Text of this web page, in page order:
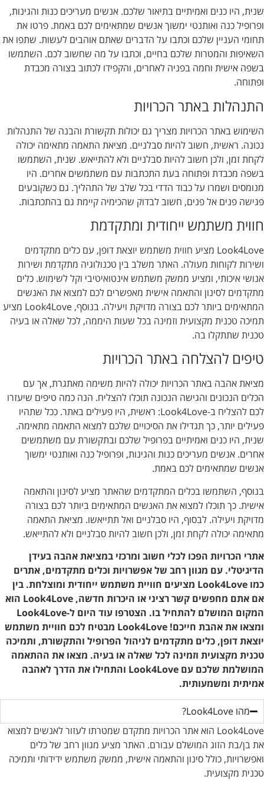
שנית, היו כנים ואמיתיים בתיאור שלכם. אנשים מעריכים כנות והגינות,
ופרופיל כנה ואותנטי ימשוך אנשים שמתאימים לכם באמת. פרטו את
תחומי העניין שלכם וכתבו על הדברים שאתם אוהבים לעשות. שתפו את
השאיפות והמטרות שלכם בחיים, וכתבו על מה שחשוב לכם. השתמשו
בשפה אישית וחמה בפניה לאחרים, והקפידו לכתוב בצורה מכבדת
ופתוחה.
התנהלות באתר הכרויות
השימוש באתר הכרויות מצריך גם יכולות תקשורת והבנה של התנהלות
נכונה. ראשית, חשוב להיות סבלניים. מציאת התאמה מתאימה יכולה
לקחת זמן, ולכן חשוב להיות סבלניים ולא להתייאש. שנית, השתמשו
בשפה מכבדת ופתוחה בעת התכתבות עם משתמשים אחרים. היו
מנומסים ושמרו על כבוד הדדי בכל שלב של התהליך. גם כשקובעים
פגישה פנים אל פנים, חשוב לבדוק שהכימיה קיימת גם בהתכתבות.
חווית משתמש ייחודית ומתקדמת
Look4Love מציע חווית משתמש יוצאת דופן, עם כלים מתקדמים
ושירות לקוחות מעולה. האתר משלב בין טכנולוגיה מתקדמת ושירות
אנושי איכותי, ומציע ממשק משתמש אינטואיטיבי וקל לשימוש. כלים
מתקדמים לסינון והתאמה אישית מאפשרים לכם למצוא את האנשים
המתאימים ביותר לכם בצורה מדויקת ויעילה. בנוסף, Look4Love מציע
תמיכה טכנית מקצועית וזמינה בכל שעות היממה, לכל שאלה או בעיה
טכנית שתתקלו בה.
טיפים להצלחה באתר הכרויות
מציאת אהבה באתר הכרויות יכולה להיות משימה מאתגרת, אך עם
הכלים הנכונים והגישה הנכונה תוכלו להצליח. הנה כמה טיפים שיעזרו
לכם להצליח ב-Look4Love: ראשית, היו פעילים באתר. ככל שתהיו
פעילים יותר, כך תגדילו את הסיכויים שלכם למצוא התאמה מתאימה.
שנית, היו כנים ואמיתיים בפרופיל שלכם ובתקשורת עם משתמשים
אחרים. אנשים מעריכים כנות והגינות, ופרופיל כנה ואותנטי ימשוך
אנשים שמתאימים לכם באמת.
בנוסף, השתמשו בכלים המתקדמים שהאתר מציע לסינון והתאמה
אישית. כך תוכלו למצוא את האנשים המתאימים ביותר לכם בצורה
מדויקת ויעילה. לבסוף, היו סבלניים ואל תתייאשו. מציאת התאמה
מתאימה יכולה לקחת זמן, ולכן חשוב להיות סבלניים ולא להתייאש.
אתרי הכרויות הפכו לכלי חשוב ומרכזי במציאת אהבה בעידן
הדיגיטלי. עם מגוון רחב של אפשרויות וכלים מתקדמים, אתרים
כמו Look4Love מציעים חוויית משתמש ייחודית ומוצלחת. בין
אם אתם מחפשים קשר רציני או היכרות חדשה, Look4Love הוא
המקום המושלם להתחיל בו. הצטרפו עוד היום ל-Look4Love
ומצאו את אהבת חייכם! Look4Love מבטיח לכם חוויית משתמש
יוצאת דופן, כלים מתקדמים לניהול הפרופיל והתקשורת, ותמיכה
טכנית מקצועית וזמינה לכל שאלה או בעיה. מצאו את ההתאמה
המושלמת שלכם עם Look4Love והתחילו את הדרך לאהבה
אמיתית ומשמעותית.
מהו Look4Love?
Look4Love הוא אתר הכרויות מתקדם שמטרתו לעזור לאנשים למצוא
את בן/בת הזוג המושלם עבורם. האתר מציע מגוון רחב של כלים
ואפשרויות, כולל סינון והתאמה אישית, ממשק משתמש ידידותי ותמיכה
טכנית מקצועית.